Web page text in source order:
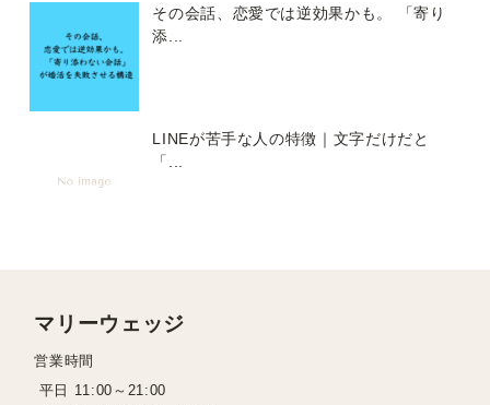
その会話、恋愛では逆効果かも。 「寄り
添...
LINEが苦手な人の特徴｜文字だけだと
「...
マリーウェッジ
営業時間
平日 11:00～21:00